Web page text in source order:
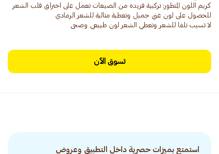
كريم اللون المتطور: تركيبة فريدة من الصبغات تعمل على اختراق قلب الشعر
لا تسبب تلفا للشعر وتعطي الشعر لون طبيعي وصحى
تسوق الآن
استمتع بميزات حصرية داخل التطبيق وعروض